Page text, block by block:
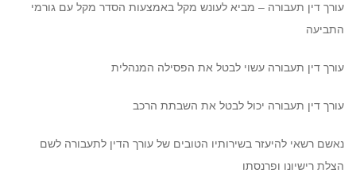
עורך דין תעבורה – מביא לעונש מקל באמצעות הסדר מקל עם גורמי
התביעה
עורך דין תעבורה עשוי לבטל את הפסילה המנהלית
עורך דין תעבורה יכול לבטל את השבתת הרכב
נאשם רשאי להיעזר בשירותיו הטובים של עורך הדין לתעבורה לשם
הצלת רישיונו ופרנסתו